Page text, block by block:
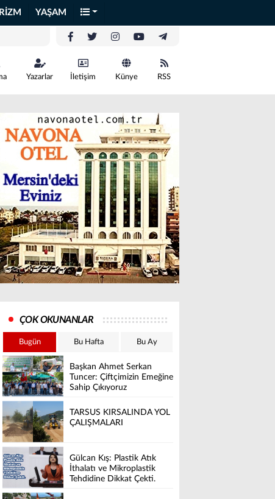
YAŞAM
Yazarlar İletişim Künye RSS
ÇOK OKUNANLAR
Bugün Bu Hafta Bu Ay
Başkan Ahmet Serkan
Tuncer: Çiftçimizin Emeğine
Sahip Çıkıyoruz
TARSUS KIRSALINDA YOL
ÇALIŞMALARI
Gülcan Kış: Plastik Atık
İthalatı ve Mikroplastik
Tehdidine Dikkat Çekti.